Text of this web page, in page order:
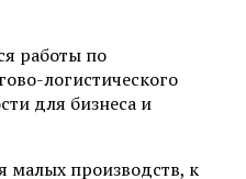
работы по
логистического
для бизнеса и
малых производств, к